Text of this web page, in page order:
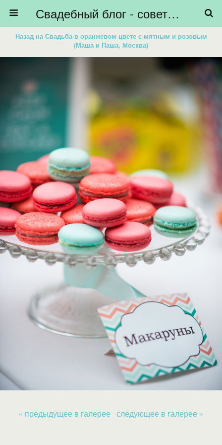
Свадебный блог - советы невестам, подготовка к свадьбе - HiBride
Назад на Свадьба в оранжевом цвете с мятным и розовым
(Маша и Паша, Москва)
« предыдущее в галерее следующее в галерее »